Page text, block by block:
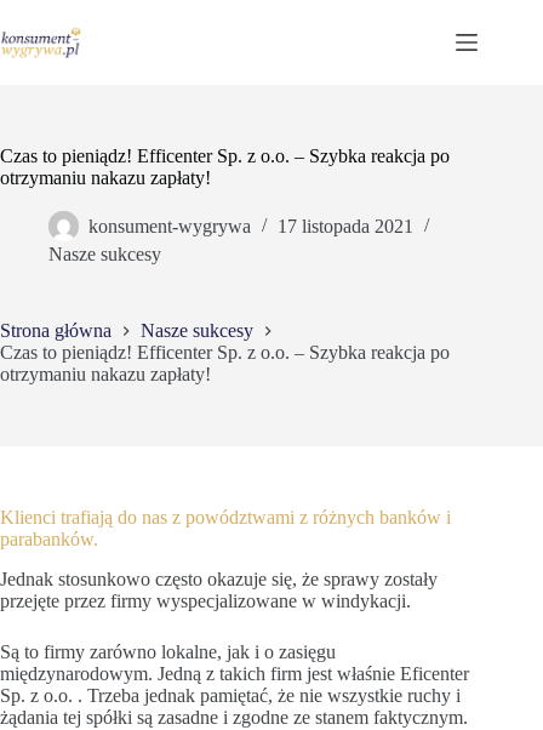
do
treści
Czas to pieniądz! Efficenter Sp. z o.o. – Szybka reakcja po
otrzymaniu nakazu zapłaty!
konsument-wygrywa
17 listopada 2021
Nasze sukcesy
Strona główna
Nasze sukcesy
Czas to pieniądz! Efficenter Sp. z o.o. – Szybka reakcja po
otrzymaniu nakazu zapłaty!
Klienci trafiają do nas z powództwami z różnych banków i
parabanków.
Jednak stosunkowo często okazuje się, że sprawy zostały
przejęte przez firmy wyspecjalizowane w windykacji.
Są to firmy zarówno lokalne, jak i o zasięgu
międzynarodowym. Jedną z takich firm jest właśnie Eficenter
Sp. z o.o. . Trzeba jednak pamiętać, że nie wszystkie ruchy i
żądania tej spółki są zasadne i zgodne ze stanem faktycznym.